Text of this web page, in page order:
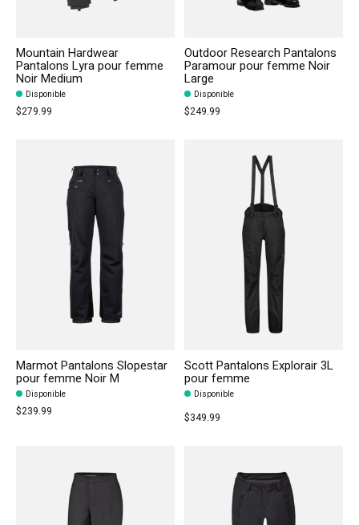
Mountain Hardwear
Pantalons Lyra pour femme
Noir Medium
Disponible
$279.99
Outdoor Research Pantalons
Paramour pour femme Noir
Large
Disponible
$249.99
Marmot Pantalons Slopestar
pour femme Noir M
Disponible
$239.99
Scott Pantalons Explorair 3L
pour femme
Disponible
$349.99